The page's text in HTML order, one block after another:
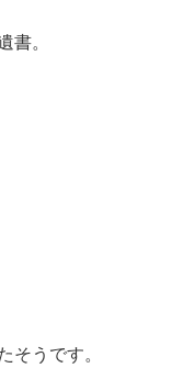
書。
そうです。